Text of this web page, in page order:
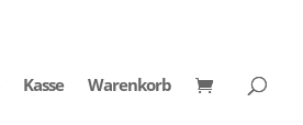
Kasse Warenkorb